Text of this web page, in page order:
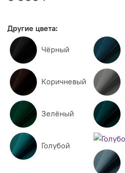
Другие цвета:
Чёрный
Коричневый
Зелёный
Голубой